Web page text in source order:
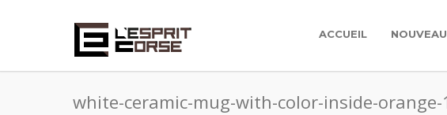
ACCUEIL
white-ceramic-mug-with-color-inside-